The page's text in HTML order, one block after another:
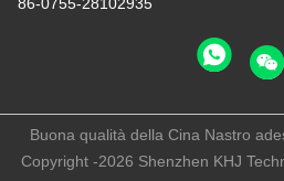
86-0755-28102935
Buona qualità della Cina Nastro
Copyright -2026 Shenzhen KHJ